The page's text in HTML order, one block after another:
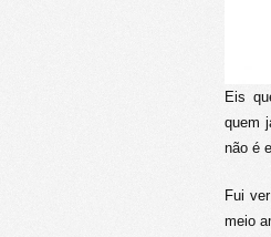
Eis
quem
não é
Fui
meio